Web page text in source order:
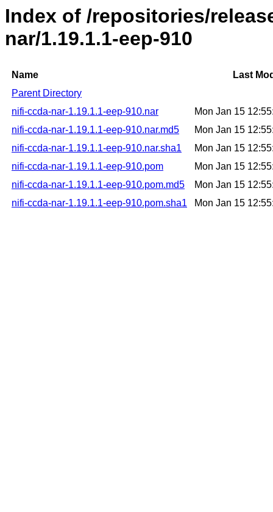
Index of /repositories/
nar/1.19.1.1-eep-910
Name
Last
Parent Directory
nifi-ccda-nar-1.19.1.1-eep-910.nar
Mon Jan 15
nifi-ccda-nar-1.19.1.1-eep-910.nar.md5
Mon Jan 15
nifi-ccda-nar-1.19.1.1-eep-910.nar.sha1
Mon Jan 15
nifi-ccda-nar-1.19.1.1-eep-910.pom
Mon Jan 15
nifi-ccda-nar-1.19.1.1-eep-910.pom.md5
Mon Jan 15
nifi-ccda-nar-1.19.1.1-eep-910.pom.sha1
Mon Jan 15